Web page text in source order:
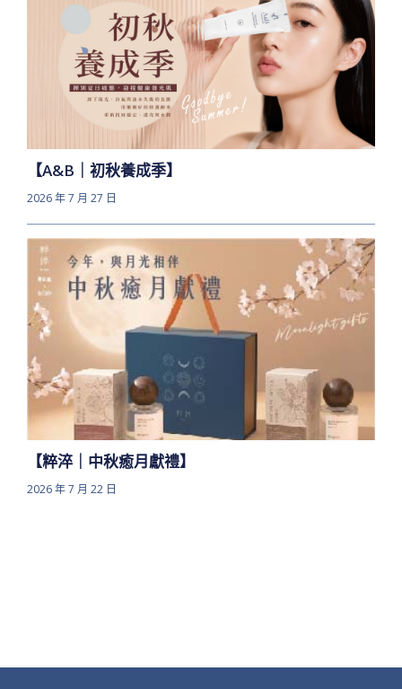
【A&B｜初秋養成季】
2026 年 7 月 27 日
【粹淬｜中秋癒月獻禮】
2026 年 7 月 22 日